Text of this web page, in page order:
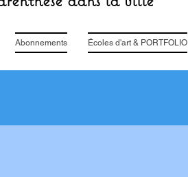
Abonnements Écoles d'art & PORTFOLIO